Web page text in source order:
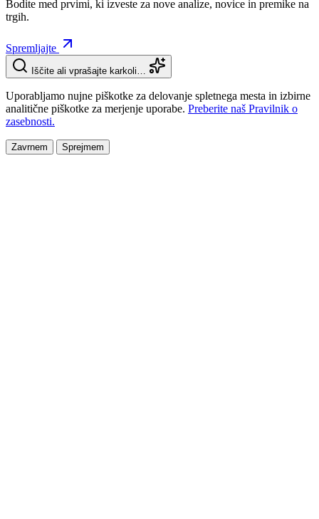
Bodite med prvimi, ki izveste za nove analize, novice in premike na
trgih.
Spremljajte
Iščite ali vprašajte karkoli…
Uporabljamo nujne piškotke za delovanje spletnega mesta in izbirne
analitične piškotke za merjenje uporabe. Preberite naš Pravilnik o
zasebnosti.
Zavrnem Sprejmem